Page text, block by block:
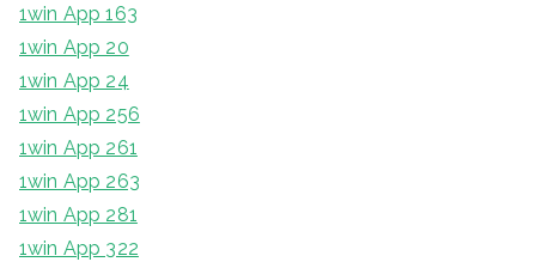
1win App 163
1win App 20
1win App 24
1win App 256
1win App 261
1win App 263
1win App 281
1win App 322